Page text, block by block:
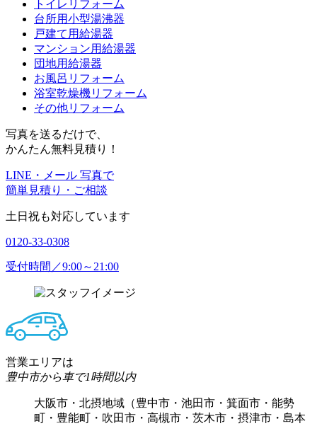
トイレリフォーム
台所用小型湯沸器
戸建て用給湯器
マンション用給湯器
団地用給湯器
お風呂リフォーム
浴室乾燥機リフォーム
その他リフォーム
写真を送るだけで、
かんたん無料見積り！
LINE・メール 写真で
簡単見積り・ご相談
土日祝も対応しています
0120-33-0308
受付時間／9:00～21:00
営業エリアは
豊中市から車で1時間以内
大阪市・北摂地域（豊中市・池田市・箕面市・能勢
町・豊能町・吹田市・高槻市・茨木市・摂津市・島本